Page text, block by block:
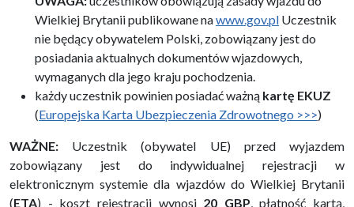
Wielkiej Brytanii publikowane nawww.gov.pl Uczestnik
nie będący obywatelem Polski, zobowiązany jest do
posiadania aktualnych dokumentów wjazdowych,
wymaganych dla jego kraju pochodzenia.
każdy uczestnik powinien posiadać ważną kartę EKUZ
(Europejska Karta Ubezpieczenia Zdrowotnego >>>)
WAŻNE: Uczestnik (obywatel UE) przed wyjazdem
zobowiązany jest do indywidualnej rejestracji w
elektronicznym systemie dla wjazdów do Wielkiej Brytanii
(ETA) - koszt rejestracji wynosi 20 GBP , płatność kartą,